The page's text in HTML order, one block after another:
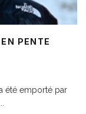
PENTE
été emporté par
...